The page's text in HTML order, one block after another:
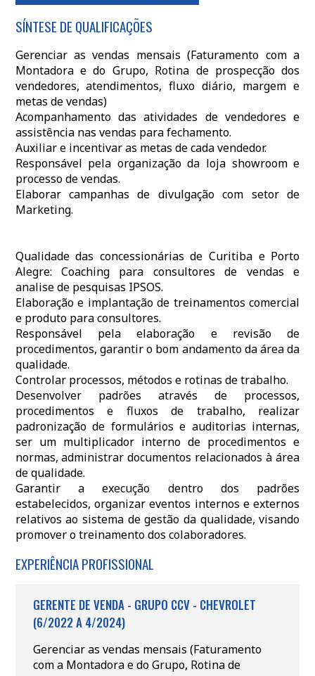
SÍNTESE DE QUALIFICAÇÕES
Gerenciar as vendas mensais (Faturamento com a
Montadora e do Grupo, Rotina de prospecção dos
vendedores, atendimentos, fluxo diário, margem e
metas de vendas)
Acompanhamento das atividades de vendedores e
assistência nas vendas para fechamento.
Auxiliar e incentivar as metas de cada vendedor.
Responsável pela organização da loja showroom e
processo de vendas.
Elaborar campanhas de divulgação com setor de
Marketing.
Qualidade das concessionárias de Curitiba e Porto
Alegre: Coaching para consultores de vendas e
analise de pesquisas IPSOS.
Elaboração e implantação de treinamentos comercial
e produto para consultores.
Responsável pela elaboração e revisão de
procedimentos, garantir o bom andamento da área da
qualidade.
Controlar processos, métodos e rotinas de trabalho.
Desenvolver padrões através de processos,
procedimentos e fluxos de trabalho, realizar
padronização de formulários e auditorias internas,
ser um multiplicador interno de procedimentos e
normas, administrar documentos relacionados à área
de qualidade.
Garantir a execução dentro dos padrões
estabelecidos, organizar eventos internos e externos
relativos ao sistema de gestão da qualidade, visando
promover o treinamento dos colaboradores.
EXPERIÊNCIA PROFISSIONAL
GERENTE DE VENDA - GRUPO CCV - CHEVROLET
(6/2022 A 4/2024)
Gerenciar as vendas mensais (Faturamento
com a Montadora e do Grupo, Rotina de